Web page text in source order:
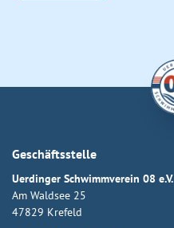
Geschäftsstelle
Uerdinger Schwimmverein 08 e.V.
Am Waldsee 25
47829 Krefeld